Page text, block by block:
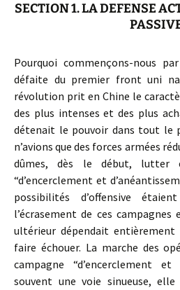
SECTION 1. LA DEFENSE
Pourquoi commençons-nous
défaite du premier front uni
révolution prit en Chine le
des plus intenses et des plus
détenait le pouvoir dans tout le
n’avions que des forces armées
dûmes, dès le début, lutter
“d’encerclement et
possibilités d’offensive
l’écrasement de ces
ultérieur dépendait
faire échouer. La marche des
campagne “d’encerclement et
souvent une voie sinueuse, elle